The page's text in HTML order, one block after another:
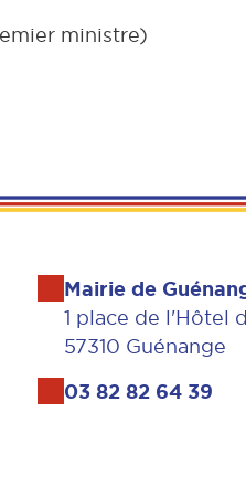
ministre)
Mairie de
1 place de l'Hôtel
57310 Guénange
03 82 82 64 39